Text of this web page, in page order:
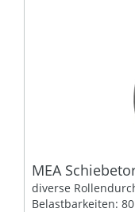
MEA
diverse
Belastbarkeiten: